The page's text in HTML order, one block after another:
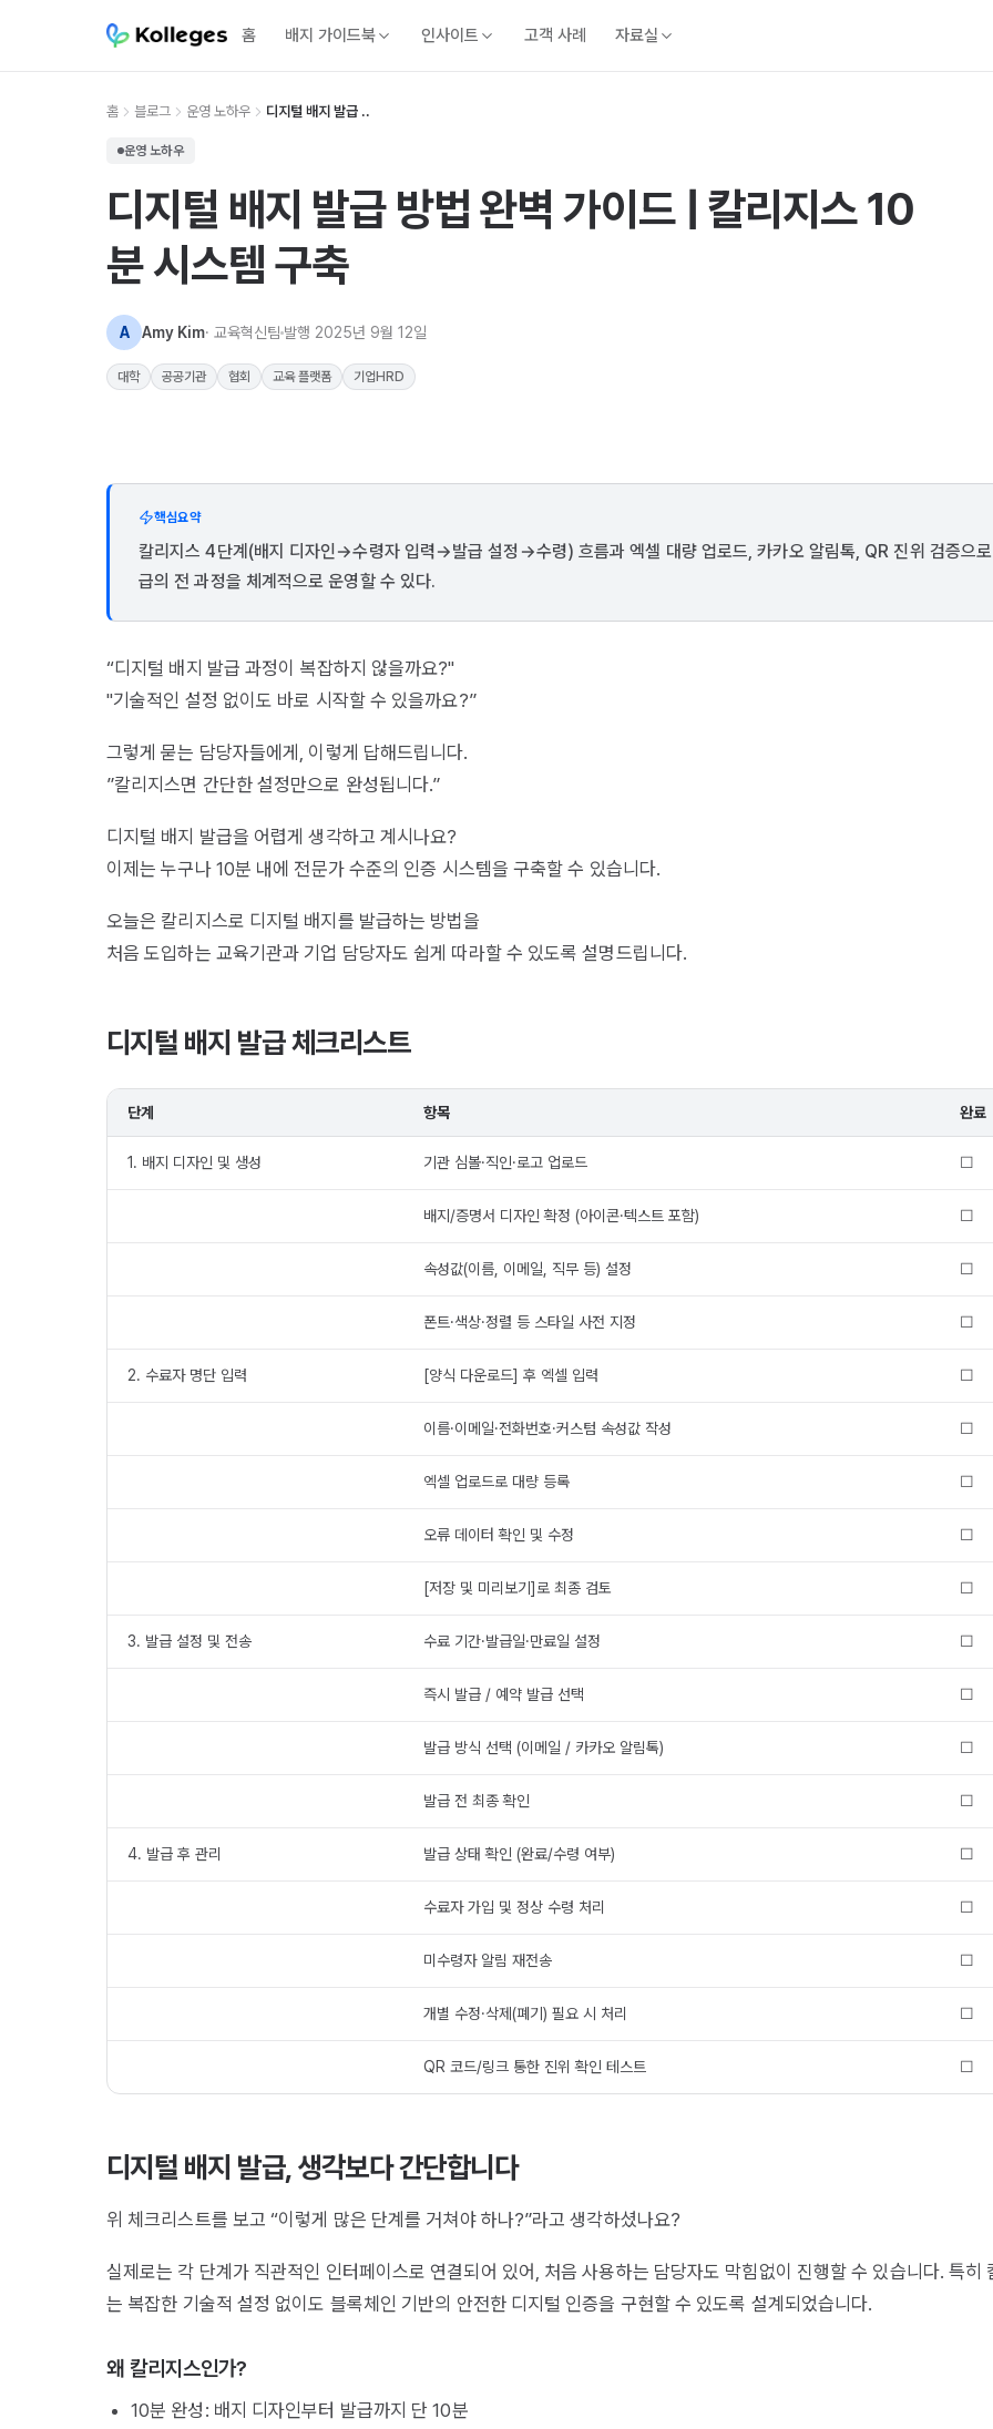
홈 배지 가이드북 인사이트 고객 사례 자료실
홈 블로그 운영 노하우 디지털 배지 발급 ..
운영 노하우
디지털 배지 발급 방법 완벽 가이드 | 칼리지스 10
분 시스템 구축
A Amy Kim· 교육혁신팀 발행 2025년 9월 12일
대학 공공기관 협회 교육 플랫폼 기업HRD
핵심요약
칼리지스 4단계(배지 디자인→수령자 입력→발급 설정→수령) 흐름과 엑셀 대량 업로드, 카카오 알림톡, QR 진위 검증으
급의 전 과정을 체계적으로 운영할 수 있다.
“디지털 배지 발급 과정이 복잡하지 않을까요?"
"기술적인 설정 없이도 바로 시작할 수 있을까요?”
그렇게 묻는 담당자들에게, 이렇게 답해드립니다.
”칼리지스면 간단한 설정만으로 완성됩니다.”
디지털 배지 발급을 어렵게 생각하고 계시나요?
이제는 누구나 10분 내에 전문가 수준의 인증 시스템을 구축할 수 있습니다.
오늘은 칼리지스로 디지털 배지를 발급하는 방법을
처음 도입하는 교육기관과 기업 담당자도 쉽게 따라할 수 있도록 설명드립니다.
디지털 배지 발급 체크리스트
단계 항목 완료
1. 배지 디자인 및 생성 기관 심볼·직인·로고 업로드 ☐
배지/증명서 디자인 확정 (아이콘·텍스트 포함) ☐
속성값(이름, 이메일, 직무 등) 설정 ☐
폰트·색상·정렬 등 스타일 사전 지정 ☐
2. 수료자 명단 입력 [양식 다운로드] 후 엑셀 입력 ☐
이름·이메일·전화번호·커스텀 속성값 작성 ☐
엑셀 업로드로 대량 등록 ☐
오류 데이터 확인 및 수정 ☐
[저장 및 미리보기]로 최종 검토 ☐
3. 발급 설정 및 전송 수료 기간·발급일·만료일 설정 ☐
즉시 발급 / 예약 발급 선택 ☐
발급 방식 선택 (이메일 / 카카오 알림톡) ☐
발급 전 최종 확인 ☐
4. 발급 후 관리 발급 상태 확인 (완료/수령 여부) ☐
수료자 가입 및 정상 수령 처리 ☐
미수령자 알림 재전송 ☐
개별 수정·삭제(폐기) 필요 시 처리 ☐
QR 코드/링크 통한 진위 확인 테스트 ☐
디지털 배지 발급, 생각보다 간단합니다
위 체크리스트를 보고 “이렇게 많은 단계를 거쳐야 하나?”라고 생각하셨나요?
실제로는 각 단계가 직관적인 인터페이스로 연결되어 있어, 처음 사용하는 담당자도 막힘없이 진행할 수 있습니다. 특히
는 복잡한 기술적 설정 없이도 블록체인 기반의 안전한 디지털 인증을 구현할 수 있도록 설계되었습니다.
왜 칼리지스인가?
10분 완성: 배지 디자인부터 발급까지 단 10분